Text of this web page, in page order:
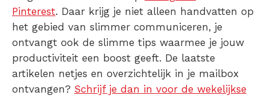
Pinterest. Daar krijg je niet alleen handvatten op
het gebied van slimmer communiceren, je
ontvangt ook de slimme tips waarmee je jouw
productiviteit een boost geeft. De laatste
artikelen netjes en overzichtelijk in je mailbox
ontvangen? Schrijf je dan in voor de wekelijkse